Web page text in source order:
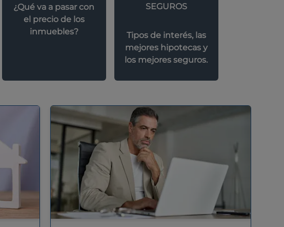
¿Qué va a pasar con
el precio de los
inmuebles?
SEGUROS
Tipos de interés, las
mejores hipotecas y
los mejores seguros.